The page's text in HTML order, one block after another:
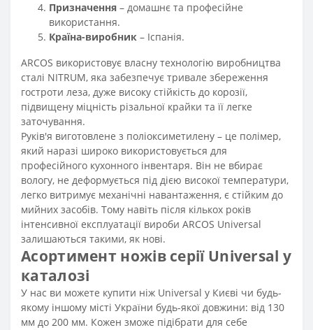
Призначення – домашнє та професійне
використання.
Країна-виробник – Іспанія.
ARCOS використовує власну технологію виробництва
сталі NITRUM, яка забезпечує тривале збереження
гостроти леза, дуже високу стійкість до корозії,
підвищену міцність різальної крайки та її легке
заточування.
Руків'я виготовлене з поліоксиметилену – це полімер,
який наразі широко використовується для
професійного кухонного інвентаря. Він не вбирає
вологу, не деформується під дією високої температури,
легко витримує механічні навантаження, є стійким до
мийних засобів. Тому навіть після кількох років
інтенсивної експлуатації вироби ARCOS Universal
залишаються такими, як нові.
Асортимент ножів серії Universal у
каталозі
У нас ви можете купити ніж Universal у Києві чи будь-
якому іншому місті України будь-якої довжини: від 130
мм до 200 мм. Кожен зможе підібрати для себе